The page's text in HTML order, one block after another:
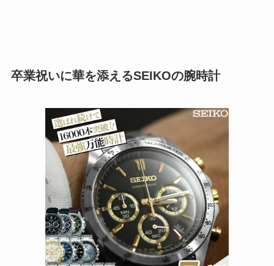
卒業祝いに華を添えるSEIKOの腕時計